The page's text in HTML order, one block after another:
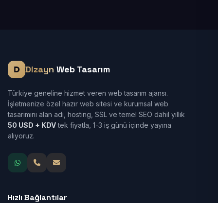
Dizayn Web Tasarım
Türkiye geneline hizmet veren web tasarım ajansı.
İşletmenize özel hazır web sitesi ve kurumsal web
tasarımını alan adı, hosting, SSL ve temel SEO dahil yıllık
50 USD + KDVtek fiyatla, 1-3 iş günü içinde yayına
alıyoruz.
Hızlı Bağlantılar